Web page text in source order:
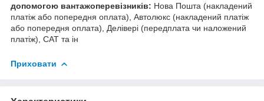
допомогою вантажоперевізників: Нова Пошта (накладений
платіж або попередня оплата), Автолюкс (накладений платіж
або попередня оплата), Делівері (передплата чи наложений
платіж), САТ та ін
Приховати